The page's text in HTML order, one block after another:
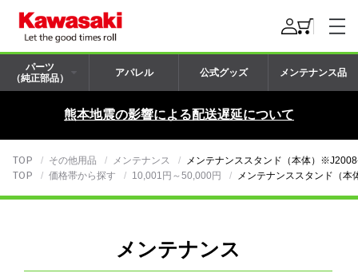
パーツ
（純正部品）
アパレル 公式グッズ メンテナンス品
熊本地震の影響による配送遅延について
TOP その他用品 メンテナンス メンテナンススタンド（本体）
TOP 価格帯から探す 10,001円～50,000円 メンテナンススタンド（
メンテナンス